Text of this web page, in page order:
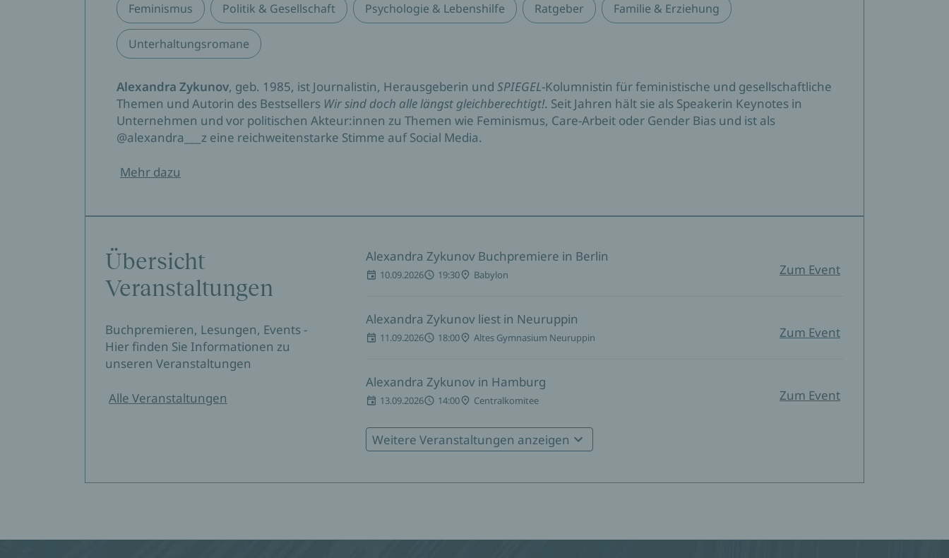
Feminismus Politik & Gesellschaft Psychologie & Lebenshilfe Ratgeber Familie & Erziehung
Unterhaltungsromane
Alexandra Zykunov, geb. 1985, ist Journalistin, Herausgeberin und SPIEGEL-Kolumnistin für feministische und gesellschaftliche
Themen und Autorin des Bestsellers Wir sind doch alle längst gleichberechtigt!. Seit Jahren hält sie als Speakerin Keynotes in
Unternehmen und vor politischen Akteur:innen zu Themen wie Feminismus, Care-Arbeit oder Gender Bias und ist als
@alexandra___z eine reichweitenstarke Stimme auf Social Media.
Mehr dazu
Übersicht
Veranstaltungen
Buchpremieren, Lesungen, Events -
Hier finden Sie Informationen zu
unseren Veranstaltungen
Alle Veranstaltungen
Alexandra Zykunov Buchpremiere in Berlin
10.09.2026 19:30 Babylon Zum Event
Alexandra Zykunov liest in Neuruppin
11.09.2026 18:00 Altes Gymnasium Neuruppin Zum Event
Alexandra Zykunov in Hamburg
13.09.2026 14:00 Centralkomitee Zum Event
Alexandra Zykunov in Leipzig
Weitere Veranstaltungen anzeigen